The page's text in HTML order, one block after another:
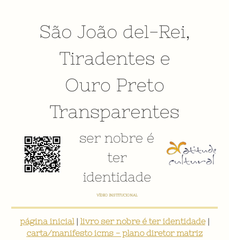
São João del-Rei,
Tiradentes e
Ouro Preto
Transparentes
ser nobre é
ter
identidade
VÍDEO INSTITUCIONAL
página inicial| livro ser nobre é ter identidade|
carta/manifesto icms - plano diretor matriz